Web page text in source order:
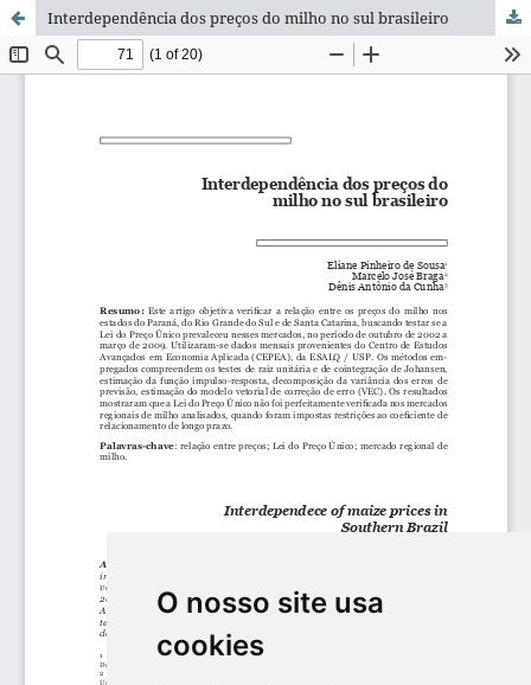
O nosso site usa
cookies
Interdependência dos preços do milho no sul brasileiro